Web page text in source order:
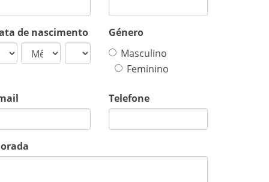
de nascimento
Género
Masculino
Feminino
Telefone